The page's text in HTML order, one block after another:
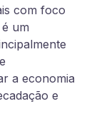
com foco
um
a economia
e